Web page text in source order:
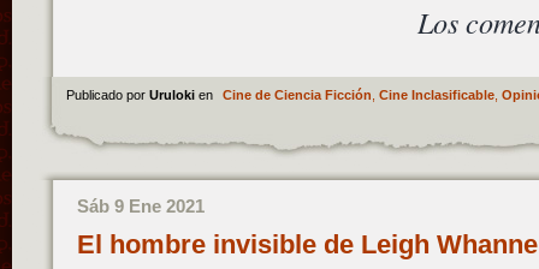
Los
Publicado por Uruloki en Cine de Ciencia Ficción, Cine Inclasificable,
Sáb 9 Ene 2021
El hombre invisible de Leigh